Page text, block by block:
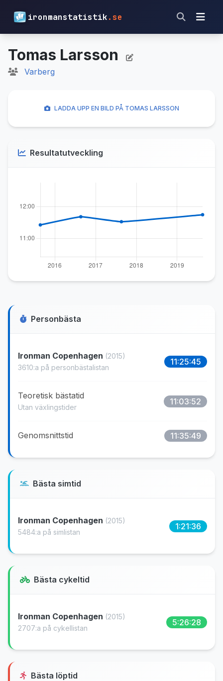
ironmanstatistik.se
Tomas Larsson
Varberg
Personbästa
Ironman Copenhagen (2015)
3610:a på personbästalistan
11:25:45
Teoretisk bästatid
Utan växlingstider
11:03:52
Genomsnittstid 11:35:49
Bästa simtid
Ironman Copenhagen (2015)
5484:a på simlistan
1:21:36
Bästa cykeltid
Ironman Copenhagen (2015)
2707:a på cykellistan
5:26:28
Bästa löptid
LADDA UPP EN BILD PÅ TOMAS LARSSON
Resultatutveckling